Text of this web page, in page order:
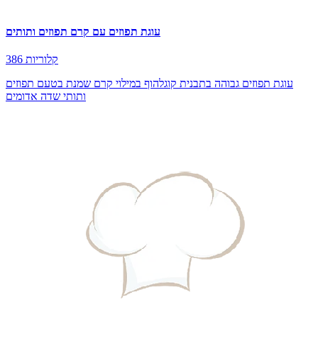
עוגת תפוזים עם קרם תפוזים ותותים
386 קלוריות
עוגת תפוזים גבוהה בתבנית קוגלהוף במילוי קרם שמנת בטעם תפוזים
ותותי שדה אדומים